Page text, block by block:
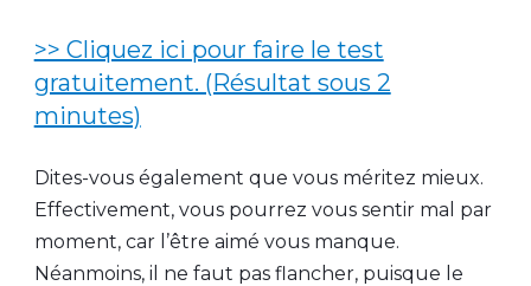
>> Cliquez ici pour faire le test
gratuitement. (Résultat sous 2
minutes)
Dites-vous également que vous méritez mieux.
Effectivement, vous pourrez vous sentir mal par
moment, car l’être aimé vous manque.
Néanmoins, il ne faut pas flancher, puisque le